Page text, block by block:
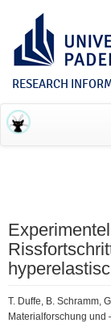
RESEARCH
T. Duffe, B. Schramm,
Materialforschung und